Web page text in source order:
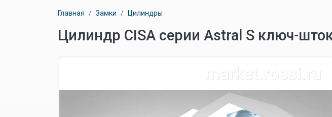
Главная Замки Цилиндры
Цилиндр CISA серии Astral S ключ-